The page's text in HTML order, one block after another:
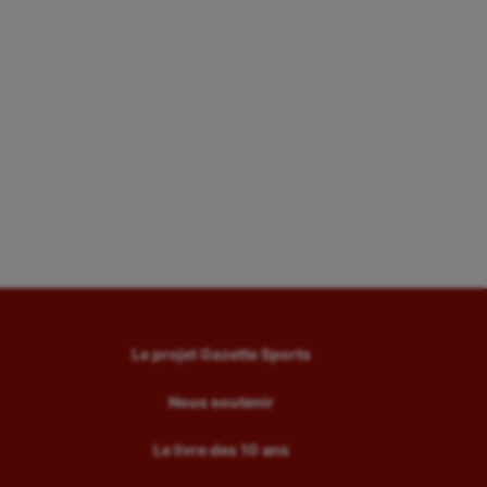
Le projet Gazette Sports
Nous soutenir
Le livre des 10 ans